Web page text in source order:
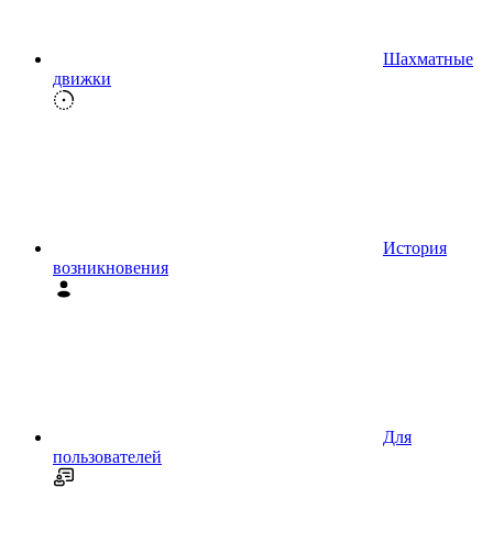
Шахматные
движки
История
возникновения
Для
пользователей